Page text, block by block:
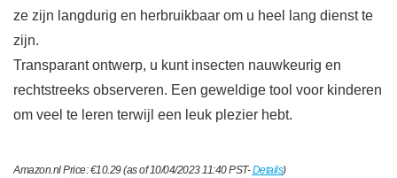
ze zijn langdurig en herbruikbaar om u heel lang dienst te
zijn.
Transparant ontwerp, u kunt insecten nauwkeurig en
rechtstreeks observeren. Een geweldige tool voor kinderen
om veel te leren terwijl een leuk plezier hebt.
Amazon.nl Price:€10.29(as of 10/04/2023 11:40 PST-Details)